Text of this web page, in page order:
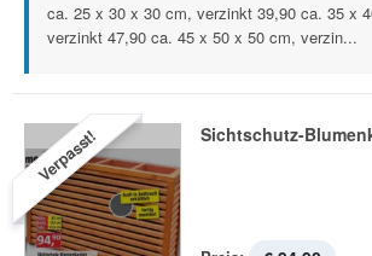
ca. 25 x 30 x 30 cm, verzinkt 39,90 ca. 35 x
verzinkt 47,90 ca. 45 x 50 x 50 cm, verzin...
Verpasst! Sichtschutz-